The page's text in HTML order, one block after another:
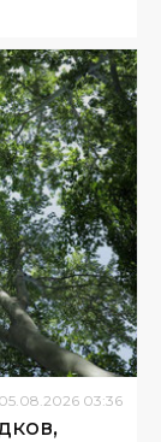
05 08 2026 03:36